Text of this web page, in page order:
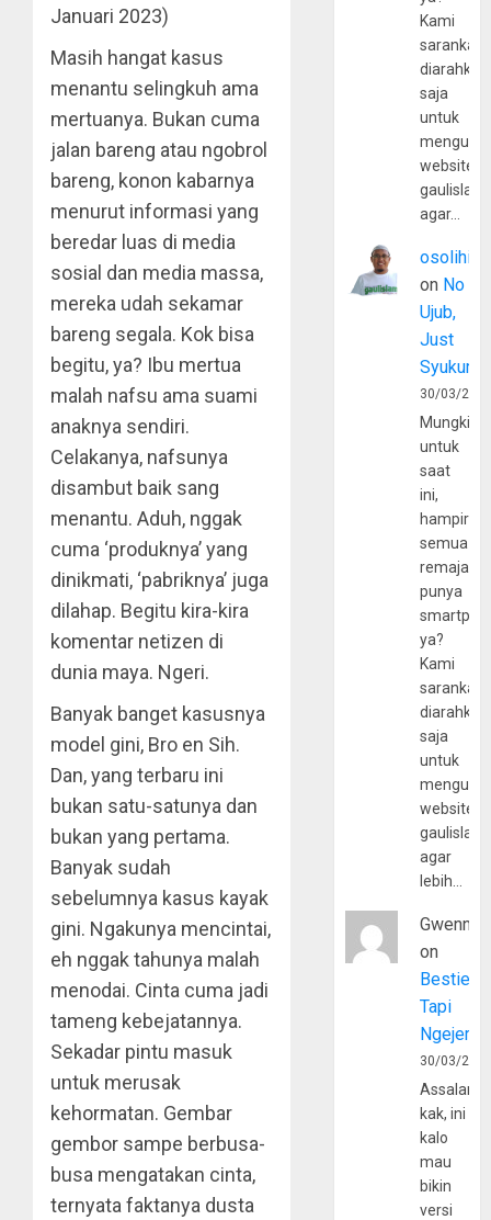
Januari 2023)
Masih hangat kasus
menantu selingkuh ama
mertuanya. Bukan cuma
jalan bareng atau ngobrol
bareng, konon kabarnya
menurut informasi yang
beredar luas di media
sosial dan media massa,
mereka udah sekamar
bareng segala. Kok bisa
begitu, ya? Ibu mertua
malah nafsu ama suami
anaknya sendiri.
Celakanya, nafsunya
disambut baik sang
menantu. Aduh, nggak
cuma ‘produknya’ yang
dinikmati, ‘pabriknya’ juga
dilahap. Begitu kira-kira
komentar netizen di
dunia maya. Ngeri.
Banyak banget kasusnya
model gini, Bro en Sih.
Dan, yang terbaru ini
bukan satu-satunya dan
bukan yang pertama.
Banyak sudah
sebelumnya kasus kayak
gini. Ngakunya mencintai,
eh nggak tahunya malah
menodai. Cinta cuma jadi
tameng kebejatannya.
Sekadar pintu masuk
untuk merusak
kehormatan. Gembar
gembor sampe berbusa-
busa mengatakan cinta,
ternyata faktanya dusta
Kami
sarankan,
diarahkan
saja
untuk
website
agar…
osolihin
on No
Ujub,
Just
Syukur
30/03/
Mungkin
untuk
saat
ini,
hampir
semua
remaja
punya
ya?
Kami
sarankan,
diarahkan
saja
untuk
website
agar
lebih…
Gwenny
on
Bestie
Tapi
30/03/
kak, ini
kalo
mau
bikin
versi